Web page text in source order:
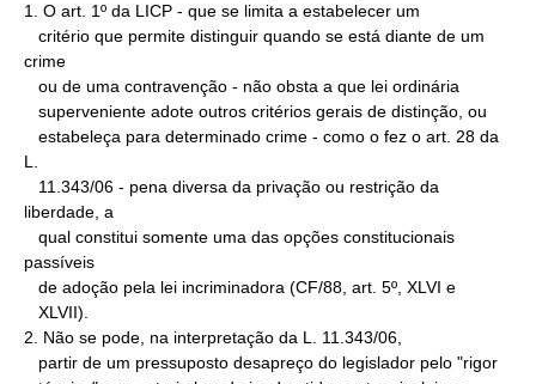
1. O art. 1º da LICP - que se limita a estabelecer um
crime
L.
liberdade, a
passíveis
2. Não se pode, na interpretação da L. 11.343/06,